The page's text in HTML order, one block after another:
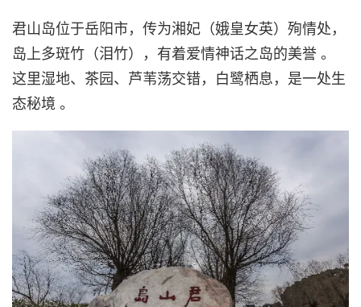
君山岛位于岳阳市，传为湘妃（娥皇女英）殉情处，
岛上多斑竹（泪竹），有着爱情神话之岛的美誉 。
这里湿地、茶园、芦苇荡交错，白鹭栖息，是一处生
态秘境 。